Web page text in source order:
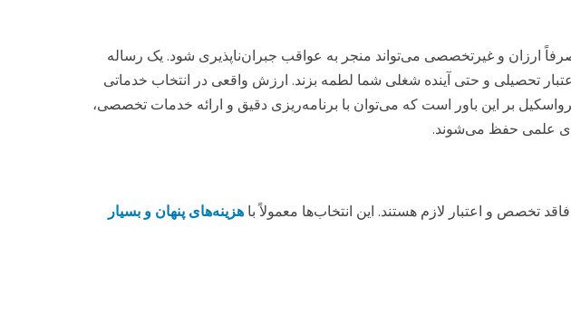
ارزان و غیرتخصصی می‌تواند منجر به عواقب جبران‌ناپذیری شود. یک رساله
تحصیلی و حتی آینده شغلی شما لطمه بزند. ارزش واقعی در انتخاب خدماتی
بر این باور است که می‌توان با برنامه‌ریزی دقیق و ارائه خدمات تخصصی،
علمی حفظ می‌شوند.
تخصص و اعتبار لازم هستند. این انتخاب‌ها معمولاً با هزینه‌های پنهان و بسیار